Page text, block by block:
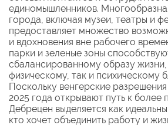
единомышленников.
города, включая музеи, театры и
предоставляет множество
и вдохновения вне рабочего
парки и зеленые зоны
сбалансированному образу жизни,
физическому, так и психическому
Поскольку венгерские
2025 года открывают путь к более
Дебрецен выделяется как
кто хочет объединить работу и